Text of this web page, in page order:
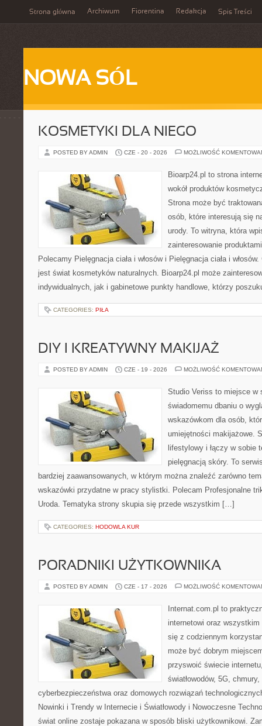
Strona główna Archiwum Fiorentina Redakcja Spis Treści
NOWA SÓL
KOSMETYKI DLA NIEGO
POSTED BY ADMIN CZE - 20 - 2026 MOŻLIWOŚĆ
Bioarp24.pl to strona
wokół produktów
Strona może być
osób, które interesują się
urody. To witryna, która
zainteresowanie
Polecamy Pielęgnacja ciała i włosów i Pielęgnacja ciała i
jest świat kosmetyków naturalnych. Bioarp24.pl może
indywidualnych, jak i gabinetowe punkty handlowe, którzy
CATEGORIES: PIŁA
DIY I KREATYWNY MAKIJAŻ
POSTED BY ADMIN CZE - 19 - 2026 MOŻLIWOŚĆ
Studio Veriss to miejsce w
świadomemu dbaniu o
wskazówkom dla osób,
umiejętności makijażowe.
lifestylowy i łączy w sobie
pielęgnacją skóry. To
bardziej zaawansowanych, w którym można znaleźć zarówno
wskazówki przydatne w pracy stylistki. Polecam Profesjonalne
Uroda. Tematyka strony skupia się przede wszystkim […]
CATEGORIES: HODOWLA KUR
PORADNIKI UŻYTKOWNIKA
POSTED BY ADMIN CZE - 17 - 2026 MOŻLIWOŚĆ
Internat.com.pl to
internetowi oraz
się z codziennym
może być dobrym
przyswoić świecie
światłowodów, 5G,
cyberbezpieczeństwa oraz domowych rozwiązań
Nowinki i Trendy w Internecie i Światłowody i Nowoczesne
świat online zostaje pokazana w sposób bliski użytkownikowi.